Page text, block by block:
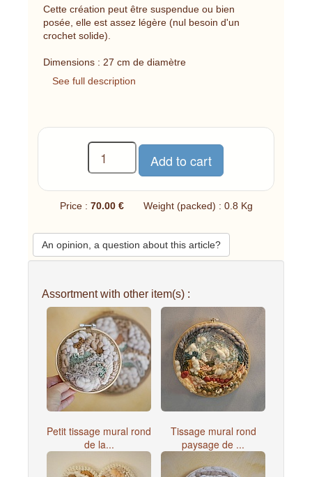
Cette création peut être suspendue ou bien
posée, elle est assez légère (nul besoin d'un
crochet solide).
Dimensions : 27 cm de diamètre
See full description
Price : 70.00 € Weight (packed) : 0.8 Kg
An opinion, a question about this article?
Assortment with other item(s) :
Petit tissage mural rond
de la...
Tissage mural rond
paysage de ...